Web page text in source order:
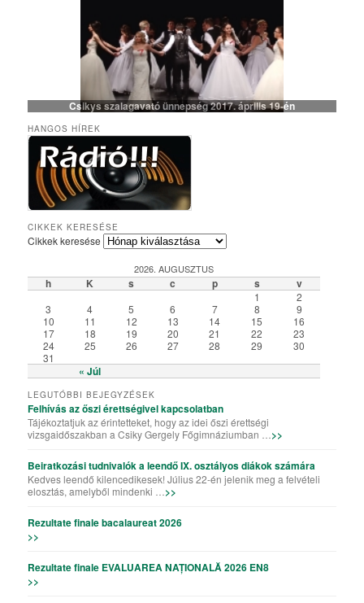
Csikys szalagavató ünnepség 2017. április 19-én
Vallásos örökségünk – kiállítás a könyvtárteremben
Csiky Gergely Főgimnázium – Iskolabemutató diákszemmel
„Aranyhaj” – a XI. A farsangi kiadásában
Röplabda-siker a kolozsvári Sportolimpián
Elemisták játékos sporttevékenysége (Erasmus+)
Algyógyi hétvégén szelfiző ötödikesek és hatodikosok
Aradi „kincsvadászaton” a megye nyolcadikosai
Iskolai tehetséggondozás a Csikyben
Karaoke!!! (Aligazgatói segédlettel)
Csiky – A mi iskolánk (filmelőzetes)
„Gyere a Csikybe!” – kisfilm diákoktól diákoknak
A Csiky énekkarának templomi és szabadtéri fellépései
A karácsony, ahogy a VII. B-sek látják
Mikulásjárás a Csikyben és a Kincskereső Óvodában
Túl a színfalakon – portréfilm Tapasztó Ernőről
HANGOS HÍREK
CIKKEK KERESÉSE
Cikkek keresése
2026. AUGUSZTUS
h K s c p s v
« Júl
1
2
3
4 5 6 7 8
9
10
11 12 13 14 15
16
17
18 19 20 21 22
23
24
25 26 27 28 29
30
31
LEGUTÓBBI BEJEGYZÉSEK
Felhívás az őszi érettségivel kapcsolatban
Tájékoztatjuk az érintetteket, hogy az idei őszi érettségi
vizsgaidőszakban a Csiky Gergely Főgimnáziumban … >>
Beiratkozási tudnivalók a leendő IX. osztályos diákok számára
Kedves leendő kilencedikesek! Július 22-én jelenik meg a felvételi
elosztás, amelyből mindenki … >>
Rezultate finale bacalaureat 2026
>>
Rezultate finale EVALUAREA NAȚIONALĂ 2026 EN8
>>